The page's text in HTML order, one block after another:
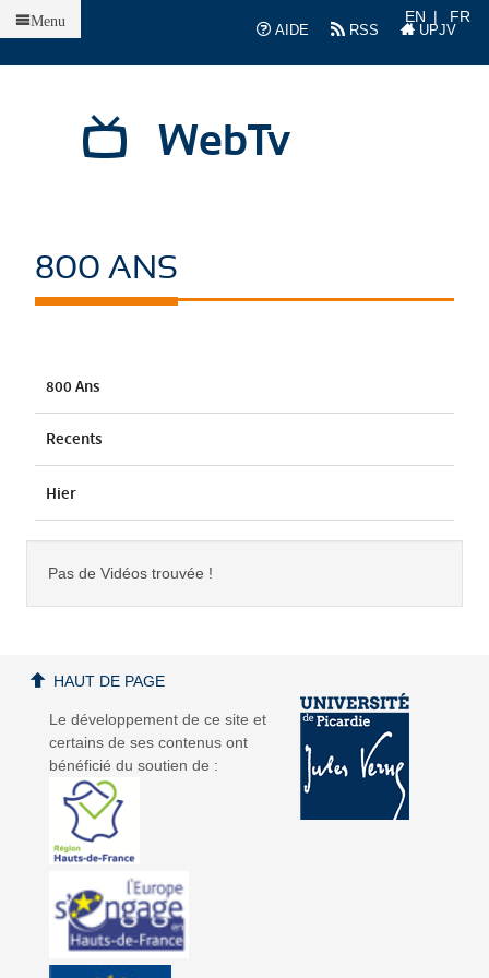
AIDE
RSS UPJV
EN FR
WebTv
Menu
800 ANS
800 Ans
Recents
Hier
Pas de Vidéos trouvée !
Le développement de ce site et
certains de ses contenus ont
bénéficié du soutien de :
HAUT DE PAGE